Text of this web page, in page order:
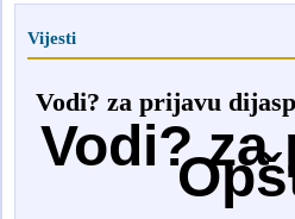
Vijesti
Vodi? za prijavu
Vodi?